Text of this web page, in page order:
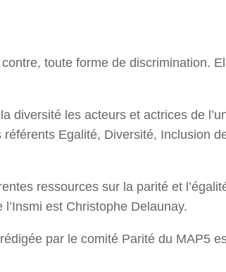
toute forme de discrimination.
diversité les acteurs et actrices de
Egalité, Diversité, Inclusion
ressources sur la parité et
est Christophe Delaunay.
rédigée par le comité Parité du MAP5